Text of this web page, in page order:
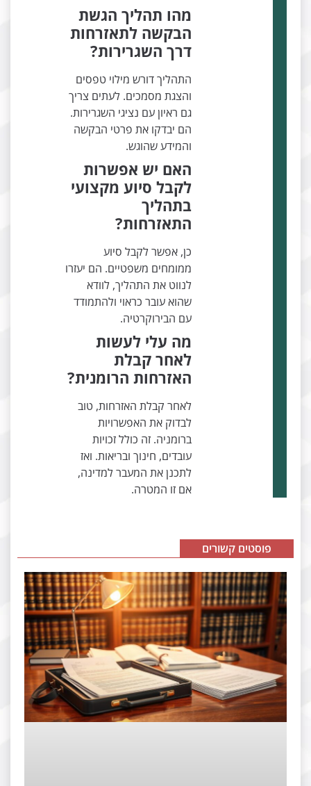
מהו תהליך הגשת
הבקשה לתאזרחות
דרך השגרירות?
התהליך דורש מילוי טפסים
והצגת מסמכים. לעתים צריך
גם ראיון עם נציגי השגרירות.
הם יבדקו את פרטי הבקשה
והמידע שהוגש.
האם יש אפשרות
לקבל סיוע מקצועי
בתהליך
התאזרחות?
כן, אפשר לקבל סיוע
ממומחים משפטיים. הם יעזרו
לנווט את התהליך, לוודא
שהוא עובר כראוי ולהתמודד
עם הבירוקרטיה.
מה עלי לעשות
לאחר קבלת
האזרחות הרומנית?
לאחר קבלת האזרחות, טוב
לבדוק את האפשרויות
ברומניה. זה כולל זכויות
עובדים, חינוך ובריאות. ואז
לתכנן את המעבר למדינה,
אם זו המטרה.
פוסטים קשורים